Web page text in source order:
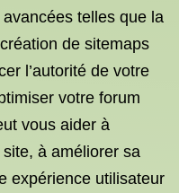
telles que la
de sitemaps
l’autorité de votre
votre forum
vous aider à
à améliorer sa
expérience utilisateur